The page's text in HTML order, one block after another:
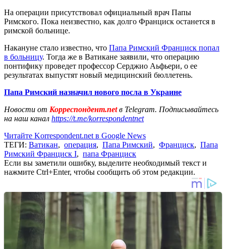
На операции присутствовал официальный врач Папы
Римского. Пока неизвестно, как долго Франциск останется в
римской больнице.
Накануне стало известно, что Папа Римский Франциск попал
в больницу. Тогда же в Ватикане заявили, что операцию
понтифику проведет профессор Серджио Аьфьери, о ее
результатах выпустят новый медицинский бюллетень.
Папа Римский назначил нового посла в Украине
Новости от Корреспондент.netв Telegram. Подписывайтесь
на наш канал https://t.me/korrespondentnet
Читайте Korrespondent.net в Google News
ТЕГИ: Ватикан, операция, Папа Римский, Франциск, Папа
Римский Франциск I, папа Франциск
Если вы заметили ошибку, выделите необходимый текст и
нажмите Ctrl+Enter, чтобы сообщить об этом редакции.